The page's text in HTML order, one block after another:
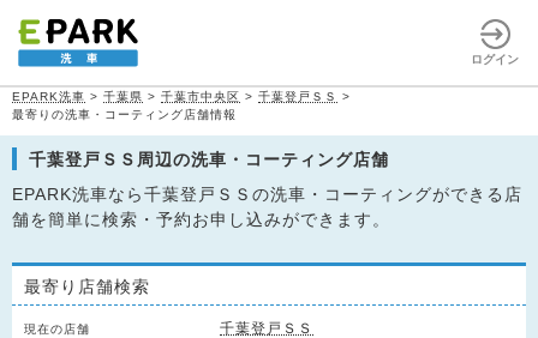
ログイン
EPARK洗車 > 千葉県 > 千葉市中央区 > 千葉登戸ＳＳ
>
最寄りの洗車・コーティング店舗情報
千葉登戸ＳＳ周辺の洗車・コーティング店舗
EPARK洗車なら千葉登戸ＳＳの洗車・コーティングができる店
舗を簡単に検索・予約お申し込みができます。
最寄り店舗検索
現在の店舗 千葉登戸ＳＳ